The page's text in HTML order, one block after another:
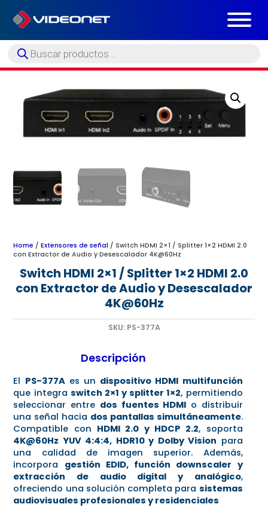
Búsqueda
de
Home /Extensores de señal / Switch HDMI 2×1 / Splitter 1×2 HDMI 2.0
con Extractor de Audio y Desescalador 4K@60Hz
Switch HDMI 2×1 / Splitter 1×2 HDMI 2.0
con Extractor de Audio y Desescalador
4K@60Hz
SKU: PS-377A
Descripción
El PS-377Aes un dispositivo HDMI multifunción
que integra switch 2×1 y splitter 1×2, permitiendo
seleccionar entre dos fuentes HDMI o distribuir
una señal hacia dos pantallas simultáneamente.
Compatible con HDMI 2.0 y HDCP 2.2, soporta
4K@60Hz YUV 4:4:4, HDR10 y Dolby Vision para
una calidad de imagen superior. Además,
incorpora gestión EDID, función downscaler y
extracción de audio digital y analógico,
ofreciendo una solución completa para sistemas
audiovisuales profesionales y residenciales